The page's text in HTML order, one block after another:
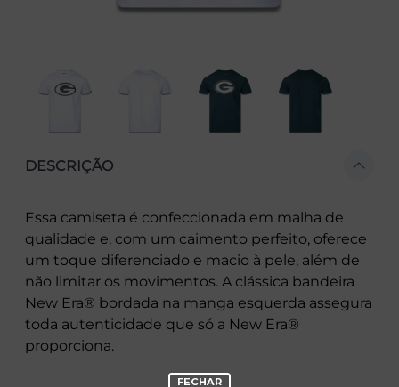
DESCRIÇÃO
Essa camiseta é confeccionada em malha de
qualidade e, com um caimento perfeito, oferece
um toque diferenciado e macio à pele, além de
não limitar os movimentos. A clássica bandeira
New Era® bordada na manga esquerda assegura
toda autenticidade que só a New Era®
proporciona.